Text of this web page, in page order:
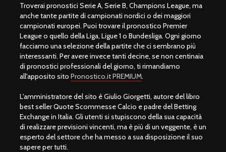
Troverai pronostici Serie A, Serie B, Champions League, ma
anche tante partite di campionati nordici o dei maggiori
campionati europei. Puoi trovare il pronostico Premier
League o quello della Liga, Ligue 1 o Bundesliga. Ogni giorno
facciamo una selezione della partite che ci sembrano più
interessanti. Per avere invece tanti decine, se non centinaia
di pronostici professionali del giorno, ti rimandiamo
all'apposito sito Pronostico.it PREMIUM.
L'amministratore del sito è Giulio Giorgetti, autore del libro
best seller Quote Scommesse Calcio e padre del Betting
Exchange in Italia. Gli utenti si stupiscono della sua capacità
di realizzare previsioni vincenti, ma è più di un veggente, è un
esperto del settore che ha messo a sua disposizione il suo
sapere per tutti.